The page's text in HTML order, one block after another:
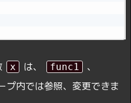
x は、 func1 、
プ内では参照、変更できま